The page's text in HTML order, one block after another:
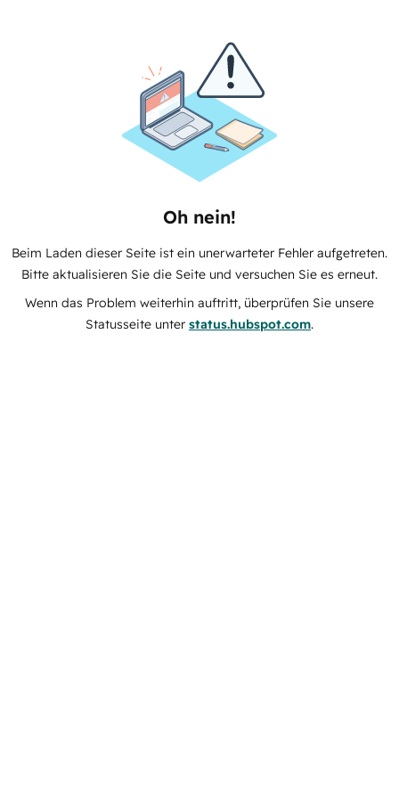
Oh nein!
Beim Laden dieser Seite ist ein unerwarteter Fehler aufgetreten.
Bitte aktualisieren Sie die Seite und versuchen Sie es erneut.
Wenn das Problem weiterhin auftritt, überprüfen Sie unsere
Statusseite unter status.hubspot.com.